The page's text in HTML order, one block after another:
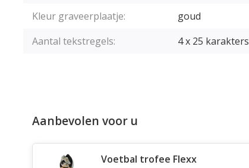
Kleur graveerplaatje:
goud
Aantal tekstregels:
4 x 25 karakters
Aanbevolen voor u
Voetbal trofee Flexx